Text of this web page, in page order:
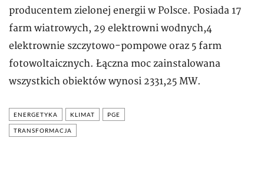
producentem zielonej energii w Polsce. Posiada 17
farm wiatrowych, 29 elektrowni wodnych,4
elektrownie szczytowo-pompowe oraz 5 farm
fotowoltaicznych. Łączna moc zainstalowana
wszystkich obiektów wynosi 2331,25 MW.
ENERGETYKA KLIMAT PGE
TRANSFORMACJA